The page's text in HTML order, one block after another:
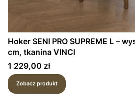
Hoker SENI PRO SUPREME L –
cm, tkanina VINCI
Cena
1 229,00 zł
Zobacz produkt